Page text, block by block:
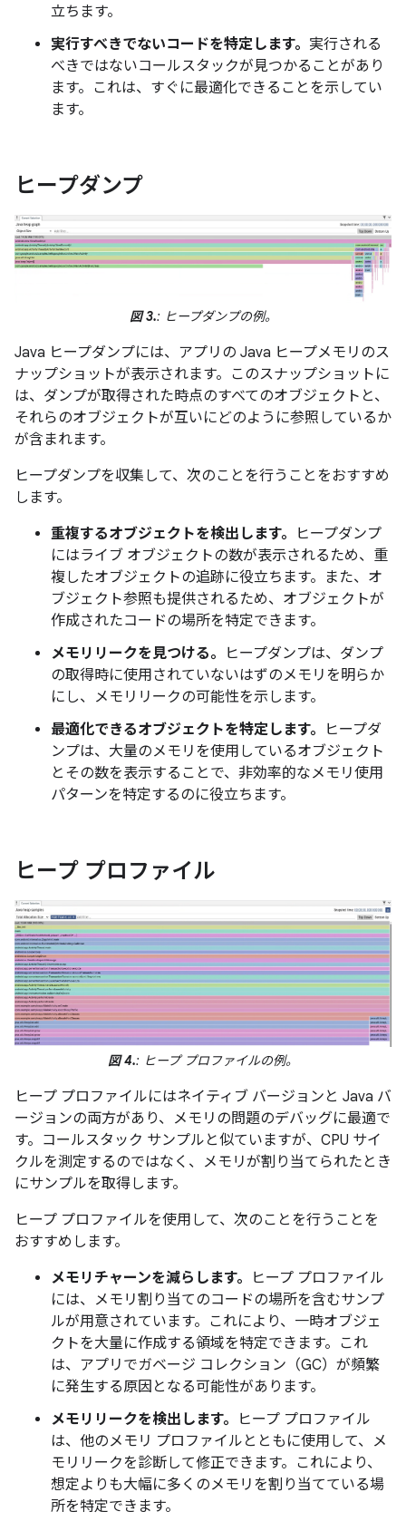
立ちます。
実行すべきでないコードを特定します。 実行される
べきではないコールスタックが見つかることがあり
ます。これは、すぐに最適化できることを示してい
ます。
ヒープダンプ
図 3.: ヒープダンプの例。
Java ヒープダンプには、アプリの Java ヒープメモリのス
ナップショットが表示されます。このスナップショットに
は、ダンプが取得された時点のすべてのオブジェクトと、
それらのオブジェクトが互いにどのように参照しているか
が含まれます。
ヒープダンプを収集して、次のことを行うことをおすすめ
します。
重複するオブジェクトを検出します。
ヒープダンプ
にはライブ オブジェクトの数が表示されるため、重
複したオブジェクトの追跡に役立ちます。また、オ
ブジェクト参照も提供されるため、オブジェクトが
作成されたコードの場所を特定できます。
メモリリークを見つける。
ヒープダンプは、ダンプ
の取得時に使用されていないはずのメモリを明らか
にし、メモリリークの可能性を示します。
最適化できるオブジェクトを特定します。
ヒープダ
ンプは、大量のメモリを使用しているオブジェクト
とその数を表示することで、非効率的なメモリ使用
パターンを特定するのに役立ちます。
ヒープ プロファイル
図 4.: ヒープ プロファイルの例。
ヒープ プロファイルにはネイティブ バージョンと Java バ
ージョンの両方があり、メモリの問題のデバッグに最適で
す。コールスタック サンプルと似ていますが、CPU サイ
クルを測定するのではなく、メモリが割り当てられたとき
にサンプルを取得します。
ヒープ プロファイルを使用して、次のことを行うことを
おすすめします。
メモリチャーンを減らします。
ヒープ プロファイル
には、メモリ割り当てのコードの場所を含むサンプ
ルが用意されています。これにより、一時オブジェ
クトを大量に作成する領域を特定できます。これ
は、アプリでガベージ コレクション（GC）が頻繁
に発生する原因となる可能性があります。
メモリリークを検出します。
ヒープ プロファイル
は、他のメモリ プロファイルとともに使用して、メ
モリリークを診断して修正できます。これにより、
想定よりも大幅に多くのメモリを割り当てている場
所を特定できます。